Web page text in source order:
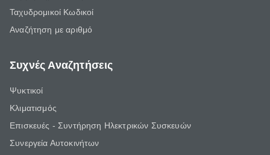
Ταχυδρομικοί Κωδικοί
Αναζήτηση με αριθμό
Συχνές Αναζητήσεις
Ψυκτικοί
Κλιματισμός
Επισκευές - Συντήρηση Ηλεκτρικών Συσκευών
Συνεργεία Αυτοκινήτων